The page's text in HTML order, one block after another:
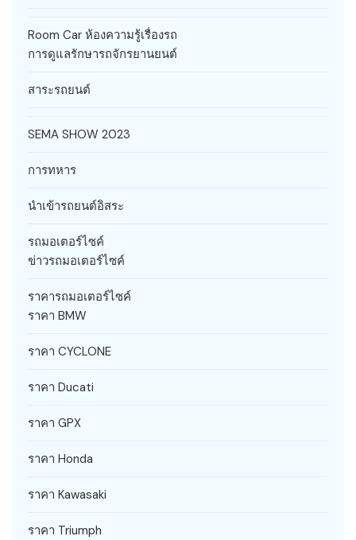
Room Car ห้องความรู้เรื่องรถ
การดูแลรักษารถจักรยานยนต์
สาระรถยนต์
SEMA SHOW 2023
การทหาร
นำเข้ารถยนต์อิสระ
รถมอเตอร์ไซค์
ข่าวรถมอเตอร์ไซค์
ราคารถมอเตอร์ไซค์
ราคา BMW
ราคา CYCLONE
ราคา Ducati
ราคา GPX
ราคา Honda
ราคา Kawasaki
ราคา Triumph